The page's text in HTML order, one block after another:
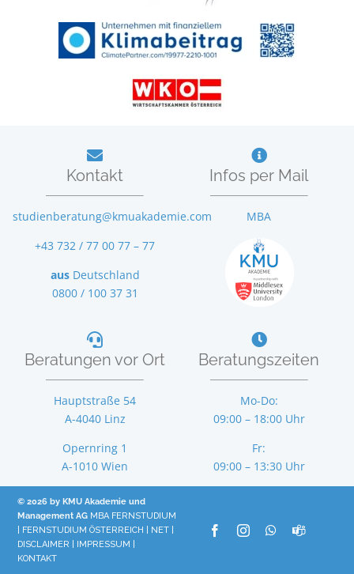
Kontakt
studienberatung@kmuakademie.com
+43 732 / 77 00 77 – 77
ausDeutschland
0800 / 100 37 31
Infos per Mail
MBA
Beratungen vor Ort
Hauptstraße 54
A-4040 Linz
Opernring 1
A-1010 Wien
Beratungszeiten
Mo-Do:
09:00 – 18:00 Uhr
Fr:
09:00 – 13:30 Uhr
© 2026 by KMU Akademie und
Management AG MBA FERNSTUDIUM
FERNSTUDIUM ÖSTERREICH NET
DISCLAIMER
IMPRESSUM
KONTAKT